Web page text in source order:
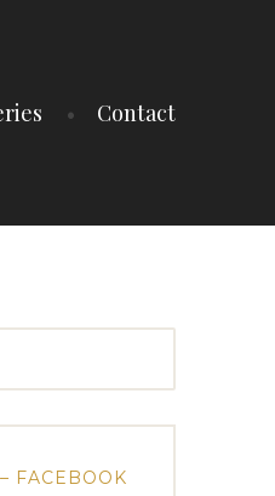
Contact
FACEBOOK